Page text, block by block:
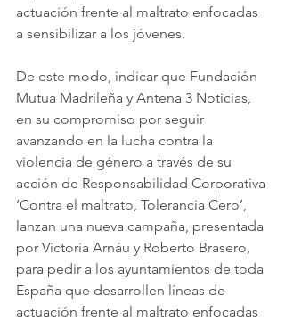
actuación frente al maltrato enfocadas
a sensibilizar a los jóvenes.
De este modo, indicar que Fundación
Mutua Madrileña y Antena 3 Noticias,
en su compromiso por seguir
avanzando en la lucha contra la
violencia de género a través de su
acción de Responsabilidad Corporativa
‘Contra el maltrato, Tolerancia Cero’,
lanzan una nueva campaña, presentada
por Victoria Arnáu y Roberto Brasero,
para pedir a los ayuntamientos de toda
España que desarrollen líneas de
actuación frente al maltrato enfocadas